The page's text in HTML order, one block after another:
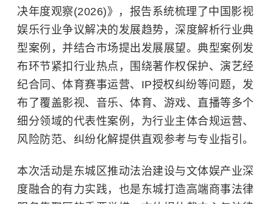
决年度观察(2026)》，报告系统梳理了中国影视
娱乐行业争议解决的发展趋势，深度解析行业典
型案例，并结合市场提出发展展望。典型案例发
布环节紧扣行业热点，围绕著作权保护、演艺经
纪合同、体育赛事运营、IP授权纠纷等问题，发
布了覆盖影视、音乐、体育、游戏、直播等多个
细分领域的代表性案例，为行业主体合规运营、
风险防范、纠纷化解提供直观参考与专业指引。
本次活动是东城区推动法治建设与文体娱产业深
度融合的有力实践，也是东城打造高端商事法律